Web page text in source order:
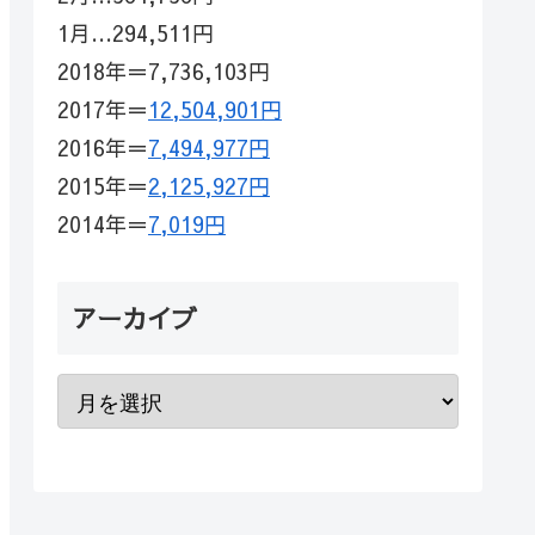
1月…294,511円
2018年＝7,736,103円
2017年＝12,504,901円
2016年＝7,494,977円
2015年＝2,125,927円
2014年＝7,019円
アーカイブ